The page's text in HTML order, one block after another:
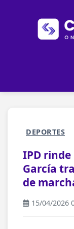
DEPORTES
IPD
García
de
15/04/2026